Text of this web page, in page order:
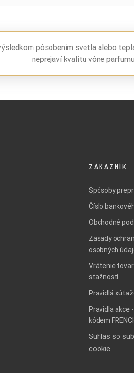
pôsobením svetla alebo
neprejaví kvalitu vône
ZÁKAZNÍK
Spôsoby
Číslo
Obchodné
Zásady
osobných
Vrátenie
sťažnosti
Pravidlá
Pravidla akce
kódem
Súhlas so
cookie